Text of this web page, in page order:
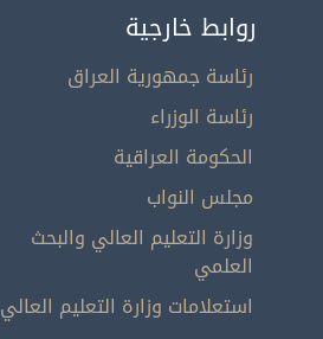
روابط خارجية
رئاسة جمهورية العراق
رئاسة الوزراء
الحكومة العراقية
مجلس النواب
وزارة التعليم العالي والبحث
العلمي
استعلامات وزارة التعليم العالي